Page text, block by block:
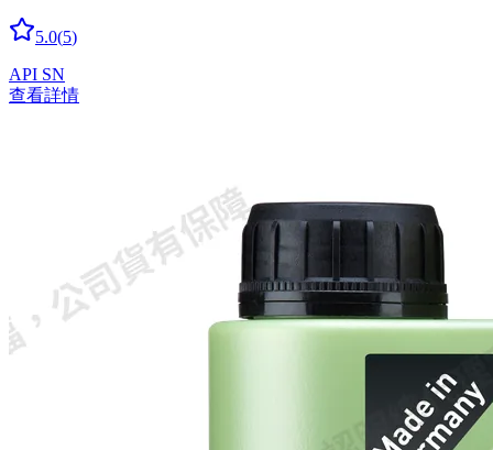
5.0(5)
API SN
查看詳情